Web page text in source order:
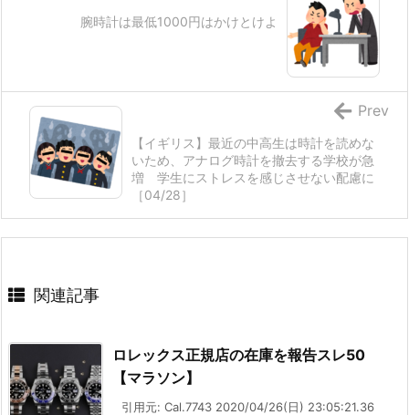
腕時計は最低1000円はかけとけよ
【イギリス】最近の中高生は時計を読めな
いため、アナログ時計を撤去する学校が急
増 学生にストレスを感じさせない配慮に
［04/28］
Prev
関連記事
ロレックス正規店の在庫を報告スレ50
【マラソン】
引用元: Cal.7743 2020/04/26(日) 23:05:21.36